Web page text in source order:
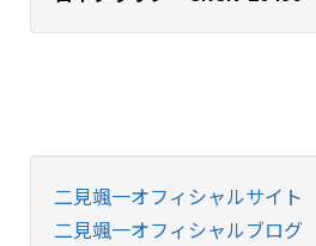
二見颯一オフィシャルサイト
二見颯一オフィシャルブログ